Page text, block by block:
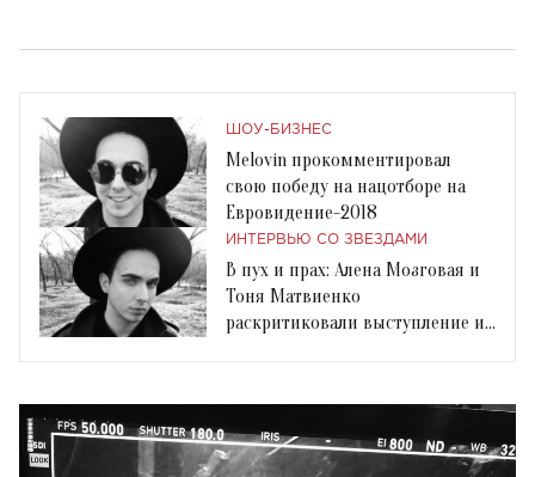
ШОУ-БИЗНЕС
Melovin прокомментировал
свою победу на нацотборе на
Евровидение-2018
ИНТЕРВЬЮ СО ЗВЕЗДАМИ
В пух и прах: Алена Мозговая и
Тоня Матвиенко
раскритиковали выступление и